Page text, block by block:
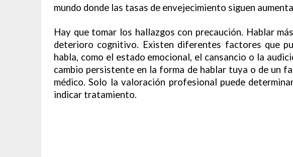
mundo donde las tasas de envejecimiento siguen
Hay que tomar los hallazgos con precaución. Hablar
deterioro cognitivo. Existen diferentes factores que
habla, como el estado emocional, el cansancio o la
cambio persistente en la forma de hablar tuya o de un
médico. Solo la valoración profesional puede
indicar tratamiento.